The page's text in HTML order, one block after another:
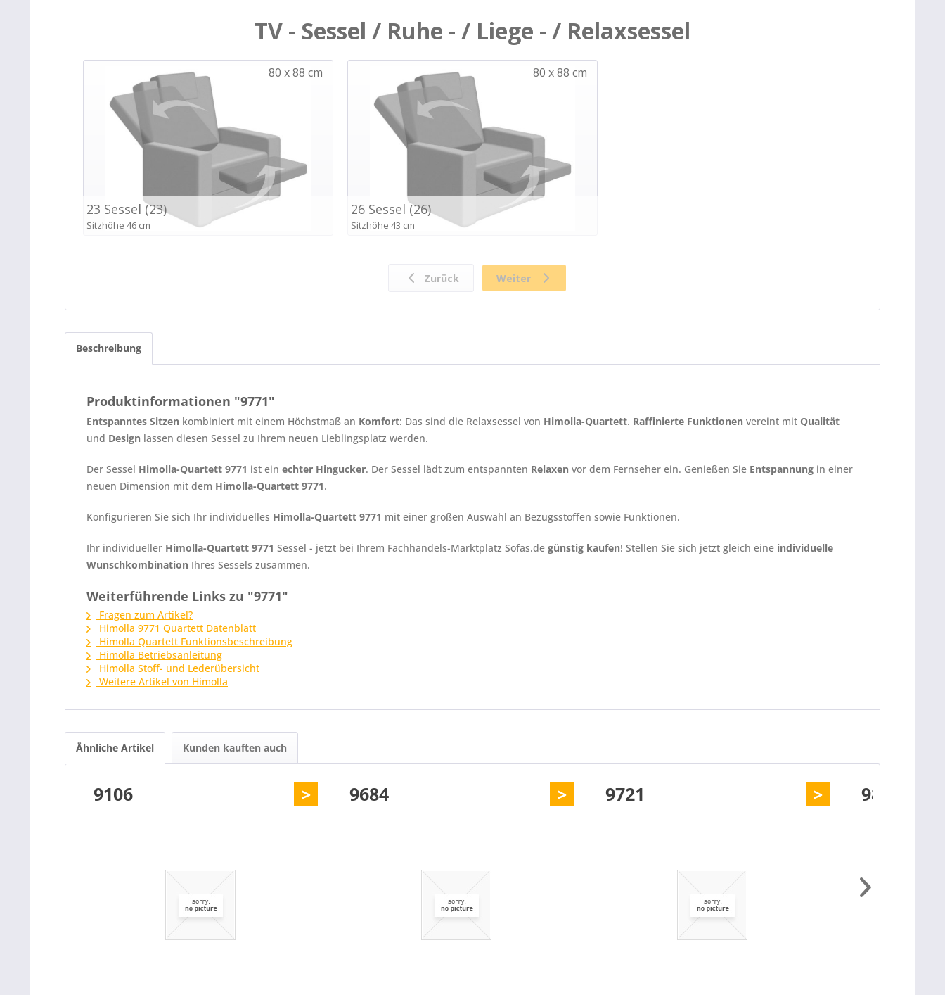
Beschreibung
Produktinformationen "9771"
Entspanntes Sitzen kombiniert mit einem Höchstmaß an Komfort: Das sind die Relaxsessel von Himolla-Quartett. Raffinierte Funktionen vereint mit Qualität
und Design lassen diesen Sessel zu Ihrem neuen Lieblingsplatz werden.
Der Sessel Himolla-Quartett 9771 ist ein echter Hingucker. Der Sessel lädt zum entspannten Relaxen vor dem Fernseher ein. Genießen Sie Entspannung in einer
neuen Dimension mit dem Himolla-Quartett 9771.
Konfigurieren Sie sich Ihr individuelles Himolla-Quartett 9771 mit einer großen Auswahl an Bezugsstoffen sowie Funktionen.
Ihr individueller Himolla-Quartett 9771 Sessel - jetzt bei Ihrem Fachhandels-Marktplatz Sofas.de günstig kaufen! Stellen Sie sich jetzt gleich eine individuelle
Wunschkombination Ihres Sessels zusammen.
Weiterführende Links zu "9771"
Fragen zum Artikel?
Himolla 9771 Quartett Datenblatt
Himolla Quartett Funktionsbeschreibung
Himolla Betriebsanleitung
Himolla Stoff- und Lederübersicht
Weitere Artikel von Himolla
Ähnliche Artikel Kunden kauften auch
9106 > 9684 > 9721 > 9874